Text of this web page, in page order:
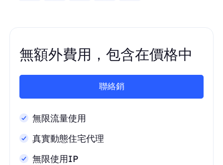
無額外費用，包含在價格中
聯絡銷
無限流量使用
真實動態住宅代理
無限使用IP